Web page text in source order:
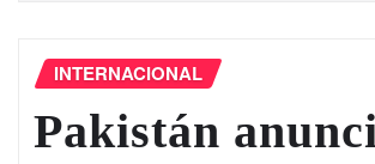
INTERNACIONAL
Pakistán